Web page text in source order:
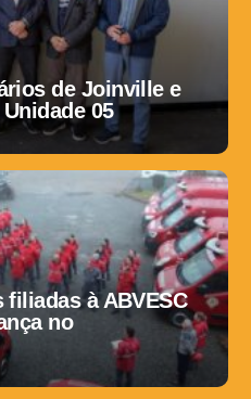
de Joinville e
05
à ABVESC
no